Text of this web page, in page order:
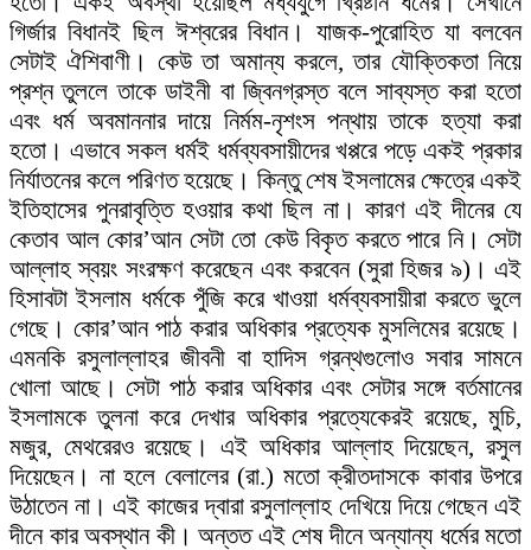
গির্জার বিধানই ছিল ঈশ্বরের বিধান। যাজক-পুরোহিত যা বলবেন
সেটাই ঐশিবাণী। কেউ তা অমান্য করলে, তার যৌক্তিকতা নিয়ে
প্রশ্ন তুললে তাকে ডাইনী বা জ্বিনগ্রস্ত বলে সাব্যস্ত করা হতো
এবং ধর্ম অবমাননার দায়ে নির্মম-নৃশংস পন্থায় তাকে হত্যা করা
হতো। এভাবে সকল ধর্মই ধর্মব্যবসায়ীদের খপ্পরে পড়ে একই প্রকার
নির্যাতনের কলে পরিণত হয়েছে। কিন্তু শেষ ইসলামের ক্ষেত্রে একই
ইতিহাসের পুনরাবৃত্তি হওয়ার কথা ছিল না। কারণ এই দীনের যে
কেতাব আল কোর’আন সেটা তো কেউ বিকৃত করতে পারে নি। সেটা
আল্লাহ স্বয়ং সংরক্ষণ করেছেন এবং করবেন (সুরা হিজর ৯)। এই
হিসাবটা ইসলাম ধর্মকে পুঁজি করে খাওয়া ধর্মব্যবসায়ীরা করতে ভুলে
গেছে। কোর’আন পাঠ করার অধিকার প্রত্যেক মুসলিমের রয়েছে।
এমনকি রসুলাল্লাহর জীবনী বা হাদিস গ্রন্থগুলোও সবার সামনে
খোলা আছে। সেটা পাঠ করার অধিকার এবং সেটার সঙ্গে বর্তমানের
ইসলামকে তুলনা করে দেখার অধিকার প্রত্যেকেরই রয়েছে, মুচি,
মজুর, মেথরেরও রয়েছে। এই অধিকার আল্লাহ দিয়েছেন, রসুল
দিয়েছেন। না হলে বেলালের (রা.) মতো ক্রীতদাসকে কাবার উপরে
উঠাতেন না। এই কাজের দ্বারা রসুলাল্লাহ দেখিয়ে দিয়ে গেছেন এই
দীনে কার অবস্থান কী। অন্তত এই শেষ দীনে অন্যান্য ধর্মের মতো